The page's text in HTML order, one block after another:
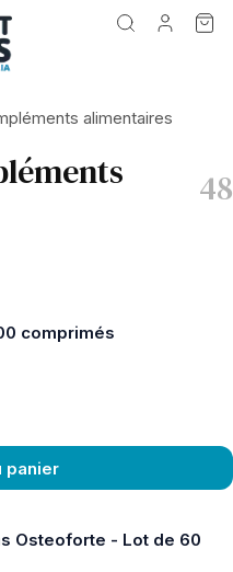
alimentaires
48
comprimés
panier
Osteoforte - Lot de 60